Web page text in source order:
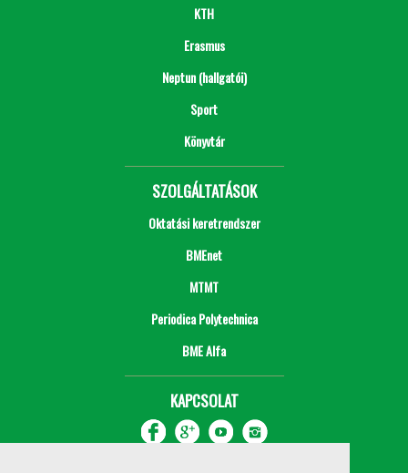
KTH
Erasmus
Neptun (hallgatói)
Sport
Könyvtár
SZOLGÁLTATÁSOK
Oktatási keretrendszer
BMEnet
MTMT
Periodica Polytechnica
BME Alfa
KAPCSOLAT